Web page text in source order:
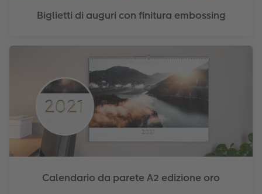
Biglietti di auguri con finitura embossing
Calendario da parete A2 edizione oro